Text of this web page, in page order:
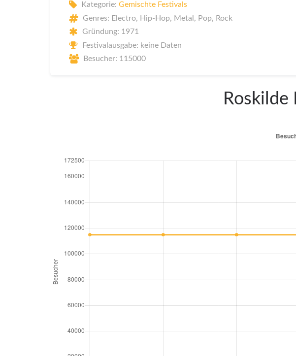
Kategorie: Gemischte Festivals
Genres: Electro, Hip-Hop, Metal, Pop, Rock
Gründung: 1971
Festivalausgabe: keine Daten
Besucher: 115000
Roskilde